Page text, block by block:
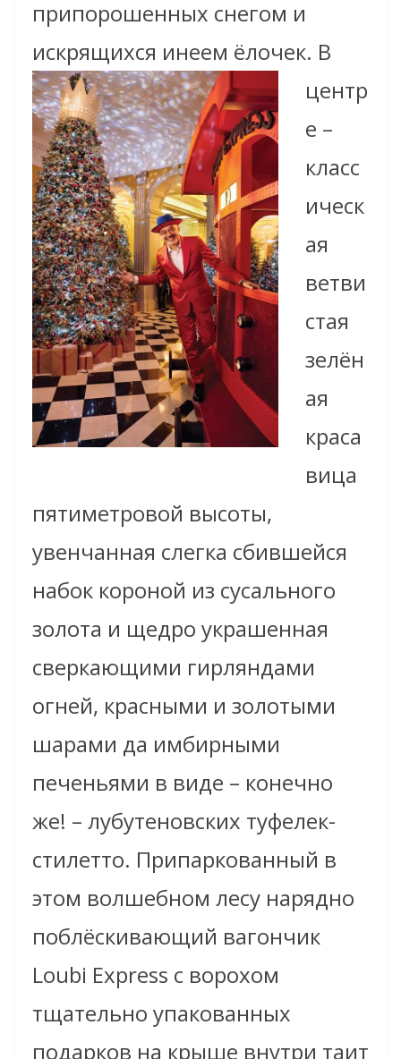
припорошенных снегом и
искрящихся инеем ёлочек. В
центр
е –
класс
ическ
ая
ветви
стая
зелён
ая
краса
вица
пятиметровой высоты,
увенчанная слегка сбившейся
набок короной из сусального
золота и щедро украшенная
сверкающими гирляндами
огней, красными и золотыми
шарами да имбирными
печеньями в виде – конечно
же! – лубутеновских туфелек-
стилетто. Припаркованный в
этом волшебном лесу нарядно
поблёскивающий вагончик
Loubi Express с ворохом
тщательно упакованных
подарков на крыше внутри таит